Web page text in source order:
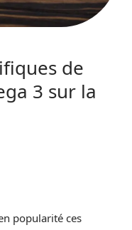
de
3 sur la
popularité ces